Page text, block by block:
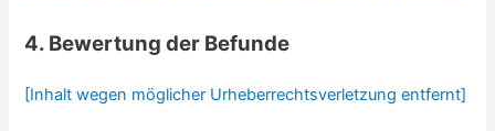
4. Bewertung der Befunde
[Inhalt wegen möglicher Urheberrechtsverletzung entfernt]